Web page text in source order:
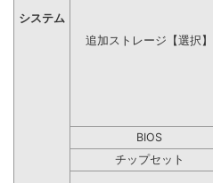
システム
追加ストレージ【選択】
BIOS
チップセット